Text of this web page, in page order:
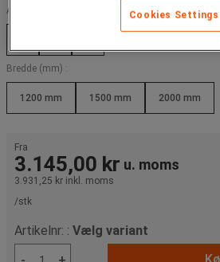
Antal knager :
Bredde (mm) :
1200 mm 1500 mm 2000 mm
Fra
3.145,00 kr u. moms
3.931,25 kr inkl. moms
/stk
Artikelnr: : Vælg variant
Cookies Settings